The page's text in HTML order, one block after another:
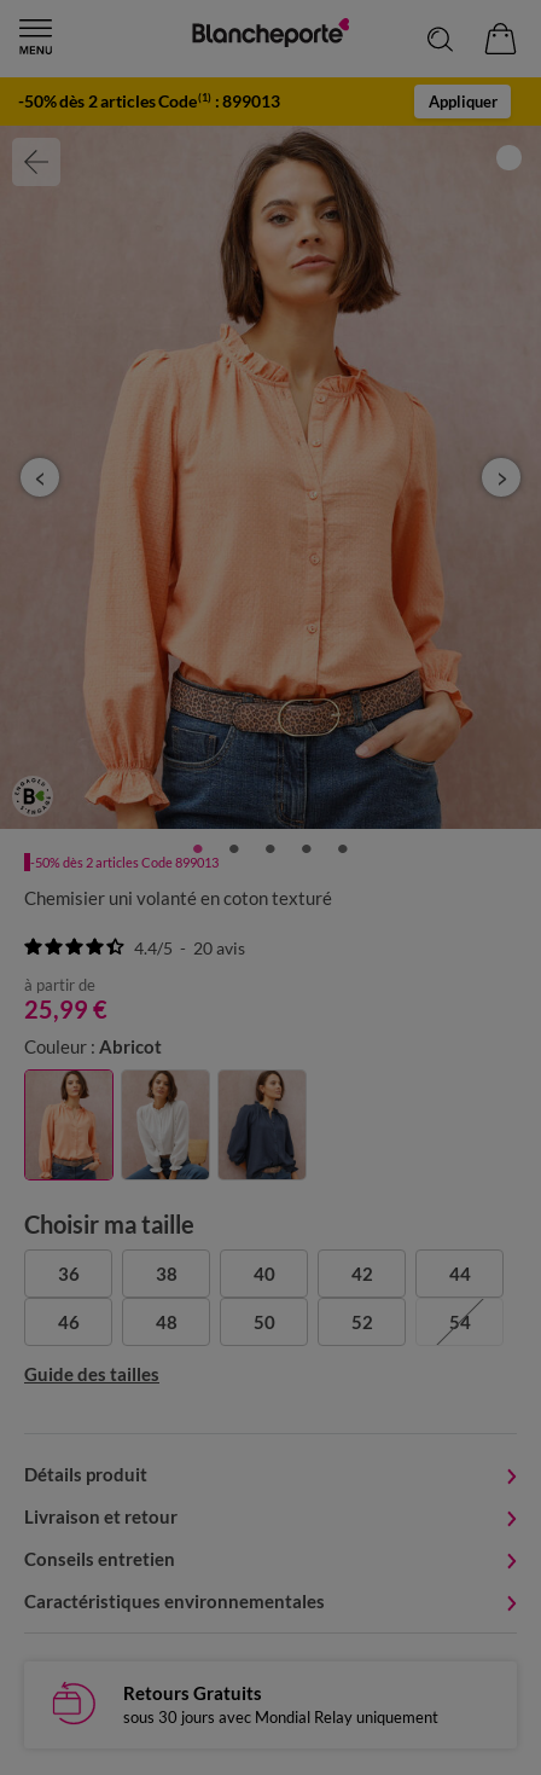
-50% dès 2 articles Code(1) :899013 Appliquer
-50% dès 2 articles Code 899013
Chemisier uni volanté en coton texturé
4.4/5 - 20avis
à partir de
25,99 €
Couleur : Abricot
Choisir ma taille
36 38 40 42 44
46 48 50 52 54
Guide des tailles
Détails produit
Livraison et retour
Conseils entretien
Caractéristiques environnementales
Retours Gratuits
sous 30 jours avec Mondial Relay uniquement